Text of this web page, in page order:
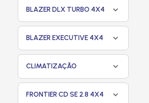
BLAZER DLX TURBO 4X4
BLAZER EXECUTIVE 4X4
CLIMATIZAÇÃO
FRONTIER CD SE 2.8 4X4